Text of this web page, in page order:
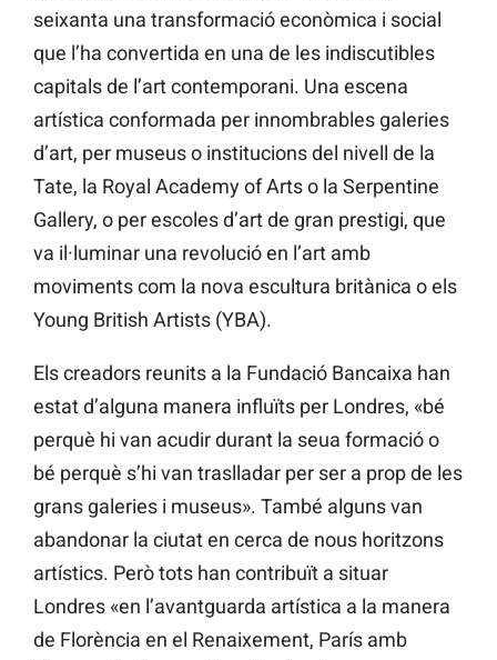
seixanta una transformació econòmica i social
que l’ha convertida en una de les indiscutibles
capitals de l’art contemporani. Una escena
artística conformada per innombrables galeries
d’art, per museus o institucions del nivell de la
Tate, la Royal Academy of Arts o la Serpentine
Gallery, o per escoles d’art de gran prestigi, que
va il·luminar una revolució en l’art amb
moviments com la nova escultura britànica o els
Young British Artists (YBA).
Els creadors reunits a la Fundació Bancaixa han
estat d’alguna manera influïts per Londres, «bé
perquè hi van acudir durant la seua formació o
bé perquè s’hi van traslladar per ser a prop de les
grans galeries i museus». També alguns van
abandonar la ciutat en cerca de nous horitzons
artístics. Però tots han contribuït a situar
Londres «en l’avantguarda artística a la manera
de Florència en el Renaixement, París amb